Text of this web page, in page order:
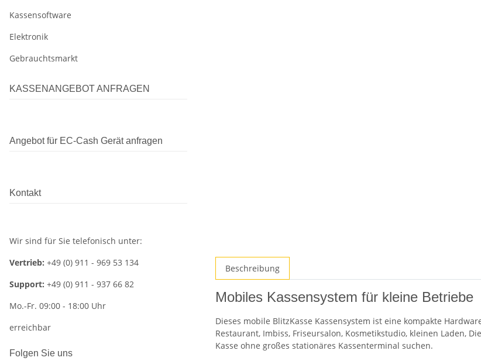
Beschreibung
Mobiles Kassensystem für kleine Betriebe
Dieses mobile BlitzKasse Kassensystem ist eine kompakte
Restaurant, Imbiss, Friseursalon, Kosmetikstudio, kleinen Laden,
Kasse ohne großes stationäres Kassenterminal suchen.
Kassensoftware
Elektronik
Gebrauchtsmarkt
KASSENANGEBOT ANFRAGEN
Angebot für EC-Cash Gerät anfragen
Kontakt
Wir sind für Sie telefonisch unter:
Vertrieb: +49 (0) 911 - 969 53 134
Support: +49 (0) 911 - 937 66 82
Mo.-Fr. 09:00 - 18:00 Uhr
erreichbar
Folgen Sie uns